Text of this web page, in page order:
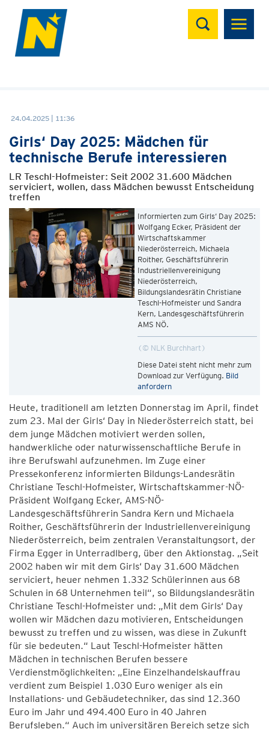
Suchen
24.04.2025 | 11:36
Girls‘ Day 2025: Mädchen für
technische Berufe interessieren
LR Teschl-Hofmeister: Seit 2002 31.600 Mädchen
serviciert, wollen, dass Mädchen bewusst Entscheidung
treffen
Informierten zum Girls‘ Day 2025:
Wolfgang Ecker, Präsident der
Wirtschaftskammer
Niederösterreich, Michaela
Roither, Geschäftsführerin
Industriellenvereinigung
Niederösterreich,
Bildungslandesrätin Christiane
Teschl-Hofmeister und Sandra
Kern, Landesgeschäftsführerin
AMS NÖ.
© NLK Burchhart
Diese Datei steht nicht mehr zum
Download zur Verfügung. Bild
anfordern
Heute, traditionell am letzten Donnerstag im April, findet
zum 23. Mal der Girls‘ Day in Niederösterreich statt, bei
dem junge Mädchen motiviert werden sollen,
handwerkliche oder naturwissenschaftliche Berufe in
ihre Berufswahl aufzunehmen. Im Zuge einer
Pressekonferenz informierten Bildungs-Landesrätin
Christiane Teschl-Hofmeister, Wirtschaftskammer-NÖ-
Präsident Wolfgang Ecker, AMS-NÖ-
Landesgeschäftsführerin Sandra Kern und Michaela
Roither, Geschäftsführerin der Industriellenvereinigung
Niederösterreich, beim zentralen Veranstaltungsort, der
Firma Egger in Unterradlberg, über den Aktionstag. „Seit
2002 haben wir mit dem Girls‘ Day 31.600 Mädchen
serviciert, heuer nehmen 1.332 Schülerinnen aus 68
Schulen in 68 Unternehmen teil“, so Bildungslandesrätin
Christiane Teschl-Hofmeister und: „Mit dem Girls‘ Day
wollen wir Mädchen dazu motivieren, Entscheidungen
bewusst zu treffen und zu wissen, was diese in Zukunft
für sie bedeuten.“ Laut Teschl-Hofmeister hätten
Mädchen in technischen Berufen bessere
Verdienstmöglichkeiten: „Eine Einzelhandelskauffrau
verdient zum Beispiel 1.030 Euro weniger als ein
Installations- und Gebäudetechniker, das sind 12.360
Euro im Jahr und 494.400 Euro in 40 Jahren
Berufsleben.“ Auch im universitären Bereich setze sich